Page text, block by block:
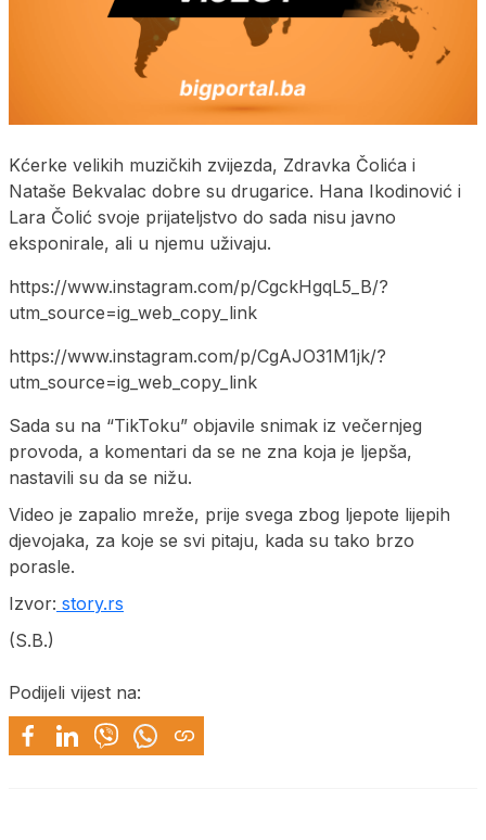
Kćerke velikih muzičkih zvijezda, Zdravka Čolića i
Nataše Bekvalac dobre su drugarice. Hana Ikodinović i
Lara Čolić svoje prijateljstvo do sada nisu javno
eksponirale, ali u njemu uživaju.
https://www.instagram.com/p/CgckHgqL5_B/?
utm_source=ig_web_copy_link
https://www.instagram.com/p/CgAJO31M1jk/?
utm_source=ig_web_copy_link
Sada su na “TikToku” objavile snimak iz večernjeg
provoda, a komentari da se ne zna koja je ljepša,
nastavili su da se nižu.
Video je zapalio mreže, prije svega zbog ljepote lijepih
djevojaka, za koje se svi pitaju, kada su tako brzo
porasle.
Izvor: story.rs
(S.B.)
Podijeli vijest na: